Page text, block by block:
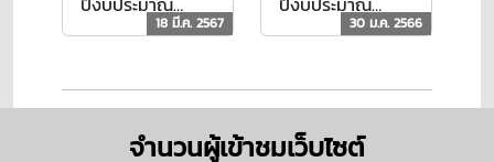
พ.ศ.2567 18 มี.ค. 2567
พ.ศ.256630 ม.ค. 2566
จำนวนผู้เข้าชมเว็บไซต์